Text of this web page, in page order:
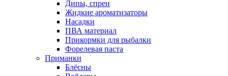
Дипы, спреи
Жидкие ароматизаторы
Насадки
ПВА материал
Прикормки для рыбалки
Форелевая паста
Приманки
Блёсны